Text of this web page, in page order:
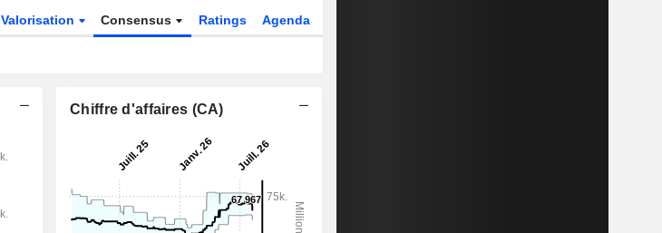
Valorisation Consensus Ratings Agenda
Chiffre d'affaires (CA)